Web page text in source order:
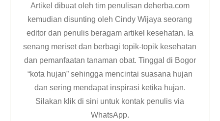
Artikel dibuat oleh tim penulisan deherba.com
kemudian disunting oleh Cindy Wijaya seorang
editor dan penulis beragam artikel kesehatan. Ia
senang meriset dan berbagi topik-topik kesehatan
dan pemanfaatan tanaman obat. Tinggal di Bogor
“kota hujan” sehingga mencintai suasana hujan
dan sering mendapat inspirasi ketika hujan.
Silakan klikdi sini untuk kontak penulis via
WhatsApp.